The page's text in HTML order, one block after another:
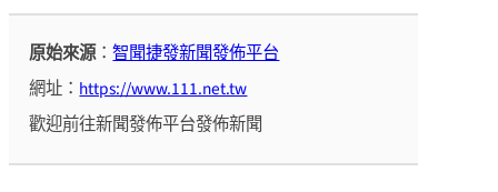
原始來源：智聞捷發新聞發佈平台
網址： https://www.111.net.tw
歡迎前往新聞發佈平台發佈新聞